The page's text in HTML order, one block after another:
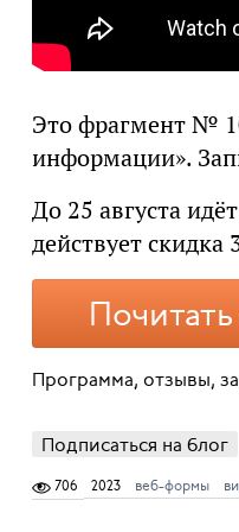
Это фрагмент №
информации».
До 25 августа
действует скидка
Программа, отзывы,
Подписаться на блог
706 2023 веб-формы